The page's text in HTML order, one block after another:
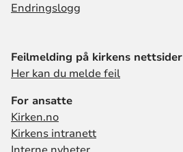
Endringslogg
Feilmelding på kirkens nettsider
Her kan du melde feil
For ansatte
Kirken.no
Kirkens intranett